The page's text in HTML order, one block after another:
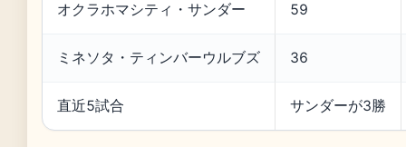
オクラホマシティ・サンダー 59
ミネソタ・ティンバーウルブズ 36
直近5試合 サンダーが3勝